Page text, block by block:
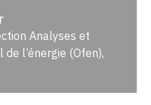
Analyses et
l’énergie (Ofen),